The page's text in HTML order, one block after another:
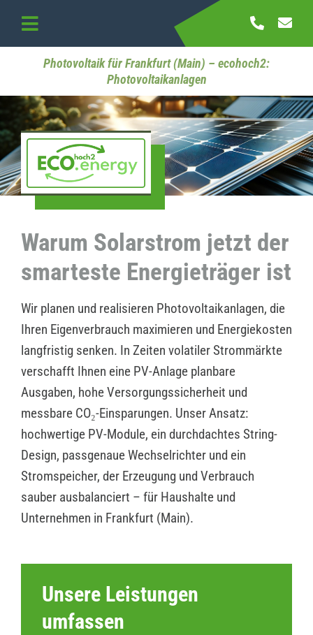
content
Toggle
Navigation
Startseite
Referenzen
Kontakt
Photovoltaik für Frankfurt (Main) – ecohoch2:
Photovoltaikanlagen
Warum Solarstrom jetzt der
smarteste Energieträger ist
Wir planen und realisieren Photovoltaikanlagen, die
Ihren Eigenverbrauch maximieren und Energiekosten
langfristig senken. In Zeiten volatiler Strommärkte
verschafft Ihnen eine PV-Anlage planbare
Ausgaben, hohe Versorgungssicherheit und
messbare CO₂-Einsparungen. Unser Ansatz:
hochwertige PV-Module, ein durchdachtes String-
Design, passgenaue Wechselrichter und ein
Stromspeicher, der Erzeugung und Verbrauch
sauber ausbalanciert – für Haushalte und
Unternehmen in Frankfurt (Main).
Unsere Leistungen
umfassen